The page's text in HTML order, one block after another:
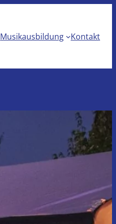
Musikausbildung Kontakt